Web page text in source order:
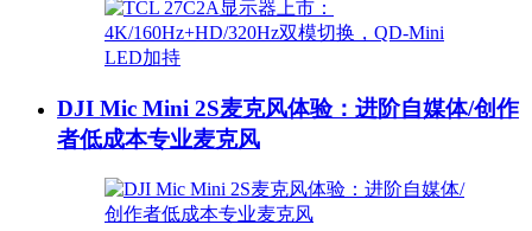
DJI Mic Mini 2S麦克风体验：进阶自媒体/创作
者低成本专业麦克风